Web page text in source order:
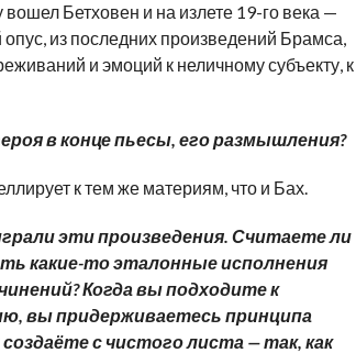
Бетховен и на излете 19-го века —
из последних произведений Брамса,
и эмоций к неличному субъекту, к
в конце пьесы, его размышления?
к тем же материям, что и Бах.
эти произведения. Считаете ли
какие-то эталонные исполнения
Когда вы подходите к
вы придерживаетесь принципа
создаёте с чистого листа — так, как